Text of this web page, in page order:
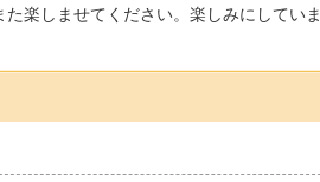
楽しませてください。楽しみにしていま